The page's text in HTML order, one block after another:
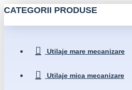
CATEGORII PRODUSE
Utilaje mare mecanizare
Utilaje mica mecanizare